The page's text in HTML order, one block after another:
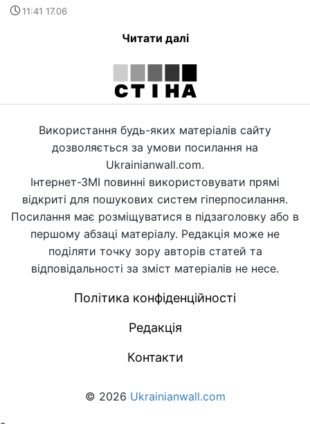
11:41 17.06
Читати далі
Використання будь-яких матеріалів сайту
дозволяється за умови посилання на
Ukrainianwall.com.
Інтернет-ЗМІ повинні використовувати прямі
відкриті для пошукових систем гіперпосилання.
Посилання має розміщуватися в підзаголовку або в
першому абзаці матеріалу. Редакція може не
поділяти точку зору авторів статей та
відповідальності за зміст матеріалів не несе.
Політика конфіденційності
Редакція
Контакти
© 2026 Ukrainianwall.com